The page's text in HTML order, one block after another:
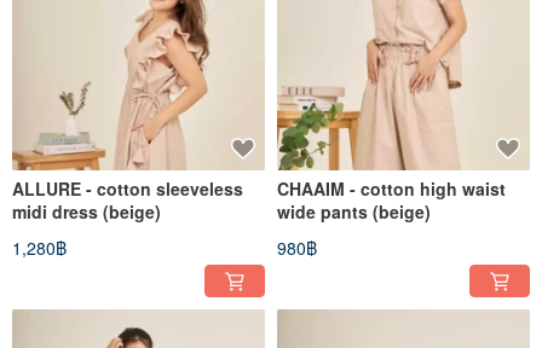
ALLURE - cotton sleeveless
midi dress (beige)
1,280฿
CHAAIM - cotton high waist
wide pants (beige)
980฿